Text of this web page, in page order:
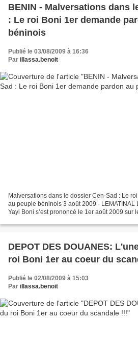
BENIN - Malversations dans
: Le roi Boni 1er demande
béninois
Publié le 03/08/2009 à 16:36
Par illassa.benoit
Malversations dans le dossier Cen-Sad : Le
au peuple béninois 3 août 2009 - LEMATINAL
Yayi Boni s’est prononcé le 1er août 2009 sur
DEPOT DES DOUANES:
roi Boni 1er au coeur du
Publié le 02/08/2009 à 15:03
Par illassa.benoit